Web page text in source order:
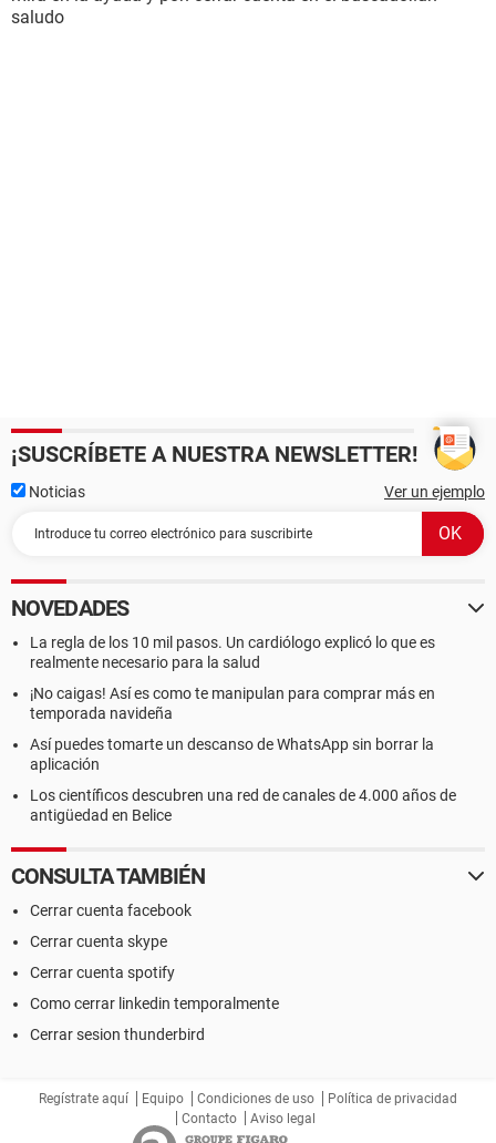
saludo
¡SUSCRÍBETE A NUESTRA NEWSLETTER!
Noticias Ver un ejemplo
NOVEDADES
La regla de los 10 mil pasos. Un cardiólogo explicó lo que es
realmente necesario para la salud
¡No caigas! Así es como te manipulan para comprar más en
temporada navideña
Así puedes tomarte un descanso de WhatsApp sin borrar la
aplicación
Los científicos descubren una red de canales de 4.000 años de
antigüedad en Belice
CONSULTA TAMBIÉN
Cerrar cuenta facebook
Cerrar cuenta skype
Cerrar cuenta spotify
Como cerrar linkedin temporalmente
Cerrar sesion thunderbird
Regístrate aquí Equipo Condiciones de uso
Política de privacidad
Contacto
Aviso legal